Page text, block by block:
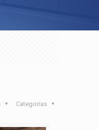
Categorias